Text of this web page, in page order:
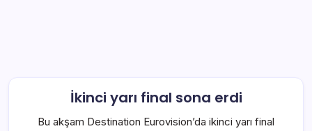
İkinci yarı final sona erdi
Bu akşam Destination Eurovision’da ikinci yarı final